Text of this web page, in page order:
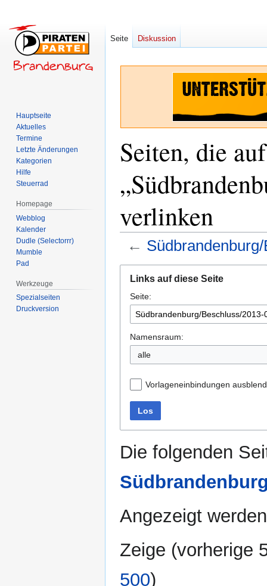
Seiten, die auf
verlinken
←
Navigation
springen
Suche
springen
Links auf diese Seite
Seite:
Namensraum:
alle
Vorlageneinbindungen
Los
Die folgenden
Angezeigt
Zeige (vorherige
500)
Seite Diskussion
Hauptseite
Aktuelles
Termine
Letzte Änderungen
Kategorien
Hilfe
Steuerrad
Homepage
Webblog
Kalender
Dudle (Selectorrr)
Mumble
Pad
Werkzeuge
Spezialseiten
Druckversion